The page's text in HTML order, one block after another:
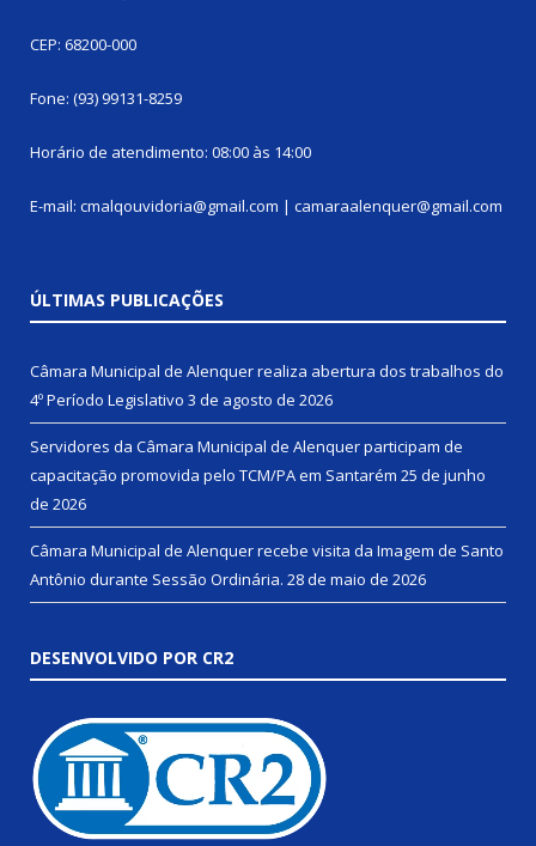
CEP: 68200-000
Fone: (93) 99131-8259
Horário de atendimento: 08:00 às 14:00
E-mail: cmalqouvidoria@gmail.com | camaraalenquer@gmail.com
ÚLTIMAS PUBLICAÇÕES
Câmara Municipal de Alenquer realiza abertura dos trabalhos do
4º Período Legislativo 3 de agosto de 2026
Servidores da Câmara Municipal de Alenquer participam de
capacitação promovida pelo TCM/PA em Santarém 25 de junho
de 2026
Câmara Municipal de Alenquer recebe visita da Imagem de Santo
Antônio durante Sessão Ordinária. 28 de maio de 2026
DESENVOLVIDO POR CR2